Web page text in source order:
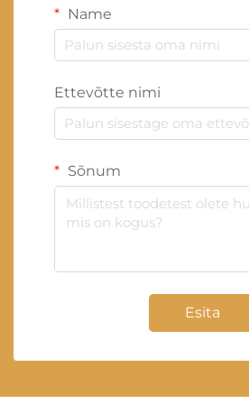
Name
Ettevõtte nimi
Sõnum
Esita